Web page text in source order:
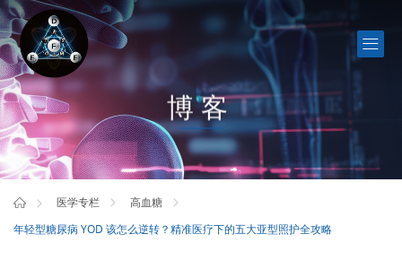
博客
医学专栏
高血糖
年轻型糖尿病 YOD 该怎么逆转？精准医疗下的五大亚型照护全攻略